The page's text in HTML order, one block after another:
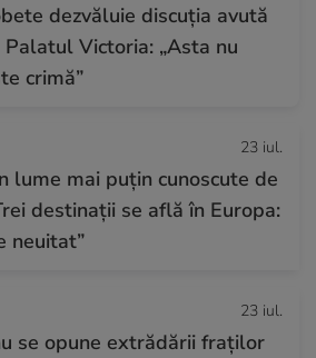
dezvăluie discuția avută
Victoria: „Asta nu
crimă”
23 iul.
lume mai puțin cunoscute de
destinații se află în Europa:
neuitat”
23 iul.
se opune extrădării fraților